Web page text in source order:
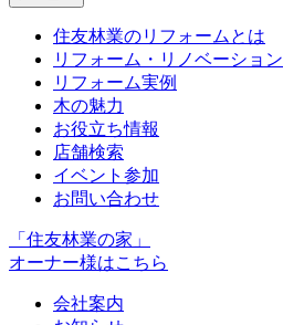
住友林業のリフォームとは
リフォーム・リノベーション
リフォーム実例
木の魅力
お役立ち情報
店舗検索
イベント参加
お問い合わせ
「住友林業の家」
オーナー様はこちら
会社案内